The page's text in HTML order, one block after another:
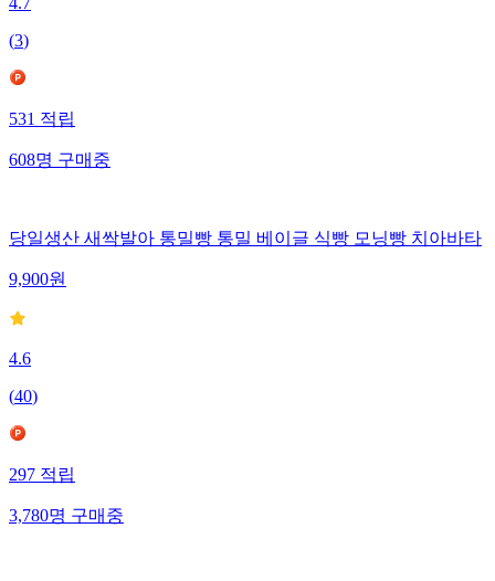
4.7
(3)
531적립
608명구매중
당일생산 새싹발아 통밀빵 통밀 베이글 식빵 모닝빵 치아바타
9,900원
4.6
(40)
297적립
3,780명구매중